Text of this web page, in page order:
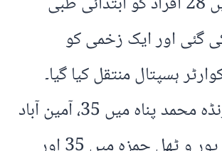
گئی اور ایک زخمی کو
ہسپتال منتقل کیا گیا۔
اسی طرح ترنڈہ محمد پناہ میں 35، آمین آباد